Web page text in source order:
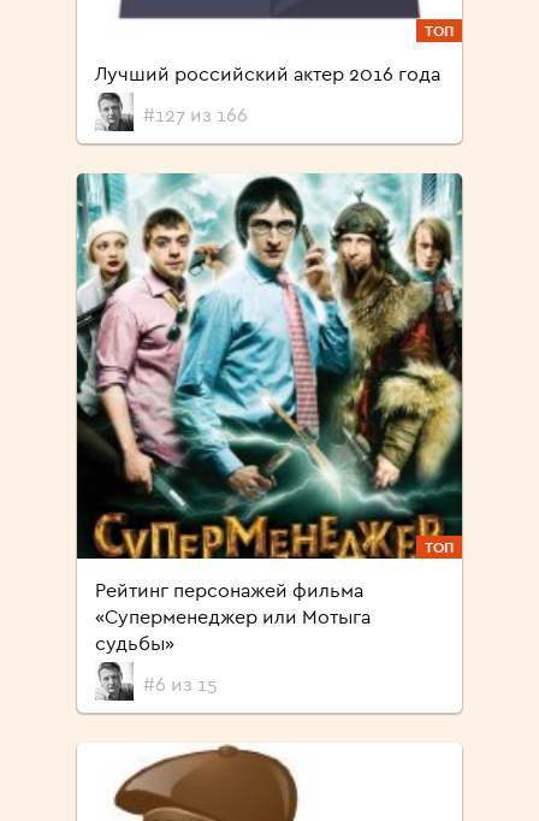
ТОП
Лучший российский актер 2016 года
#127 из 166
ТОП
Рейтинг персонажей фильма
«Суперменеджер или Мотыга
судьбы»
#6 из 15